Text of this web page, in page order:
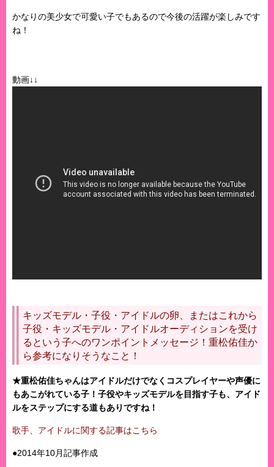
かなりの美少女で可愛い子でもあるので今後の活躍が楽しみです
ね！
動画↓↓
キッズモデル・子役・アイドルの卵、またはこれから
子役・キッズモデル・アイドルオーディションを受け
るという子へのワンポイントメッセージ！重松佑佳か
ら参考になりそうなこと！
★重松佑佳ちゃんはアイドルだけでなくコスプレイヤーや声優に
もあこがれている子！子役やキッズモデルを目指す子も、アイド
ルをステップにする道もありですね！
歌手、アイドルに関する記事はこちら
●2014年10月記事作成